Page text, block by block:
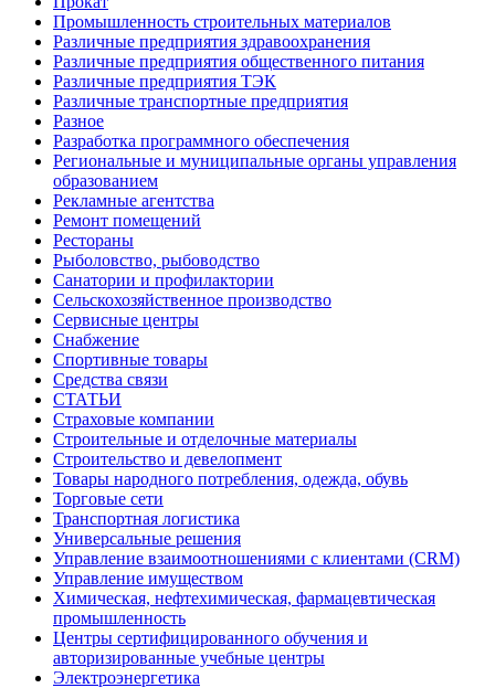
Промышленность строительных материалов
Различные предприятия здравоохранения
Различные предприятия общественного питания
Различные предприятия ТЭК
Различные транспортные предприятия
Разное
Разработка программного обеспечения
Региональные и муниципальные органы управления
образованием
Рекламные агентства
Ремонт помещений
Рестораны
Рыболовство, рыбоводство
Санатории и профилактории
Сельскохозяйственное производство
Сервисные центры
Снабжение
Спортивные товары
Средства связи
СТАТЬИ
Страховые компании
Строительные и отделочные материалы
Строительство и девелопмент
Товары народного потребления, одежда, обувь
Торговые сети
Транспортная логистика
Универсальные решения
Управление взаимоотношениями с клиентами (CRM)
Управление имуществом
Химическая, нефтехимическая, фармацевтическая
промышленность
Центры сертифицированного обучения и
авторизированные учебные центры
Электроэнергетика